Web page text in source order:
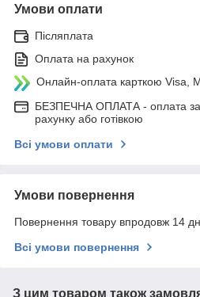
Умови оплати
Післяплата
Оплата на рахунок
Онлайн-оплата карткою Visa,
БЕЗПЕЧНА ОПЛАТА - оплата за
рахунку або готівкою
Всі умови оплати
Умови повернення
Повернення товару впродовж 14
Всі умови повернення
З цим товаром також